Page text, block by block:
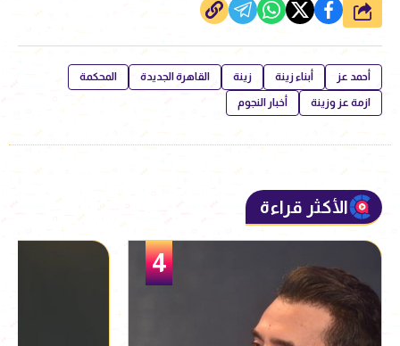
شارك
أحمد عز أبناء زينة زينة القاهرة الجديدة المحكمة
ازمة عز وزينة أخبار النجوم
الأكثر قراءة
5